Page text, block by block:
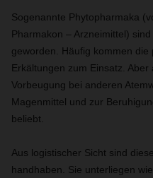
Sogenannte Phytopharmaka
Pharmakon – Arzneimittel)
geworden. Häufig kommen die
Erkältungen zum Einsatz.
Vorbeugung bei anderen
Magenmittel und zur
beliebt.
Aus logistischer Sicht sind
handhaben. Sie unterliegen